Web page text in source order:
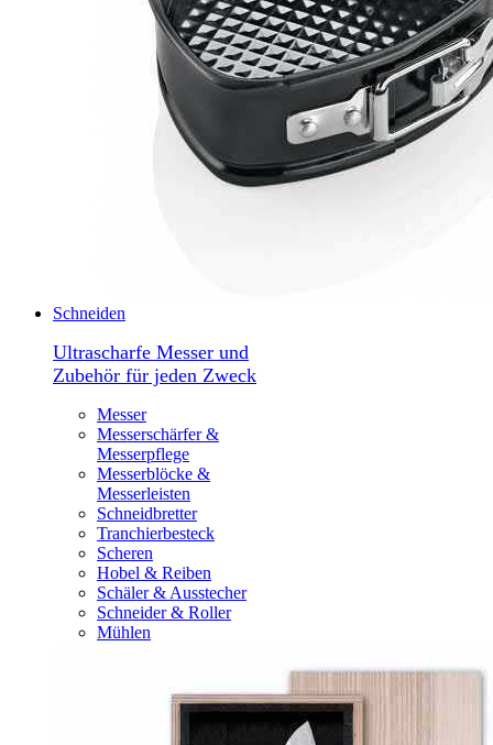
Schneiden
Ultrascharfe Messer und
Zubehör für jeden Zweck
Messer
Messerschärfer &
Messerpflege
Messerblöcke &
Messerleisten
Schneidbretter
Tranchierbesteck
Scheren
Hobel & Reiben
Schäler & Ausstecher
Schneider & Roller
Mühlen